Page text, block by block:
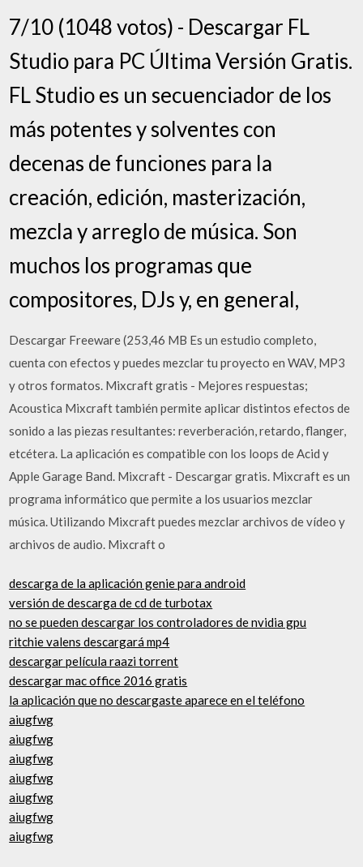
7/10 (1048 votos) - Descargar FL
Studio para PC Última Versión Gratis.
FL Studio es un secuenciador de los
más potentes y solventes con
decenas de funciones para la
creación, edición, masterización,
mezcla y arreglo de música. Son
muchos los programas que
compositores, DJs y, en general,
Descargar Freeware (253,46 MB Es un estudio completo,
cuenta con efectos y puedes mezclar tu proyecto en WAV, MP3
y otros formatos. Mixcraft gratis - Mejores respuestas;
Acoustica Mixcraft también permite aplicar distintos efectos de
sonido a las piezas resultantes: reverberación, retardo, flanger,
etcétera. La aplicación es compatible con los loops de Acid y
Apple Garage Band. Mixcraft - Descargar gratis. Mixcraft es un
programa informático que permite a los usuarios mezclar
música. Utilizando Mixcraft puedes mezclar archivos de vídeo y
archivos de audio. Mixcraft o
descarga de la aplicación genie para android
versión de descarga de cd de turbotax
no se pueden descargar los controladores de nvidia gpu
ritchie valens descargará mp4
descargar película raazi torrent
descargar mac office 2016 gratis
la aplicación que no descargaste aparece en el teléfono
aiugfwg
aiugfwg
aiugfwg
aiugfwg
aiugfwg
aiugfwg
aiugfwg